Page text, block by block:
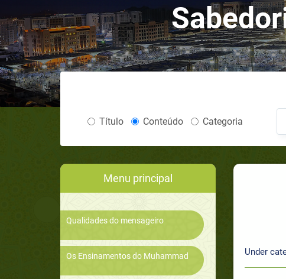
Título Conteúdo Categoria
Menu principal
Qualidades do mensageiro
Os Ensinamentos do Muhammad Under